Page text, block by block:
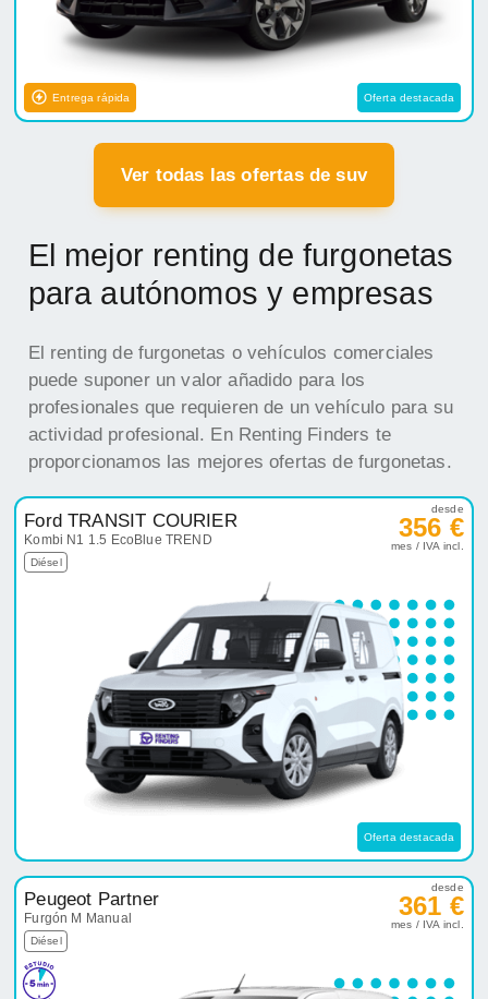
Entrega rápida Oferta destacada
Ver todas las ofertas de suv
El mejor renting de furgonetas
para autónomos y empresas
El renting de furgonetas o vehículos comerciales
puede suponer un valor añadido para los
profesionales que requieren de un vehículo para su
actividad profesional. En Renting Finders te
proporcionamos las mejores ofertas de furgonetas.
Ford TRANSIT COURIER
Kombi N1 1.5 EcoBlue TREND
Diésel
desde
356 €
mes / IVA incl.
Oferta destacada
Peugeot Partner
Furgón M Manual
Diésel
desde
361 €
mes / IVA incl.